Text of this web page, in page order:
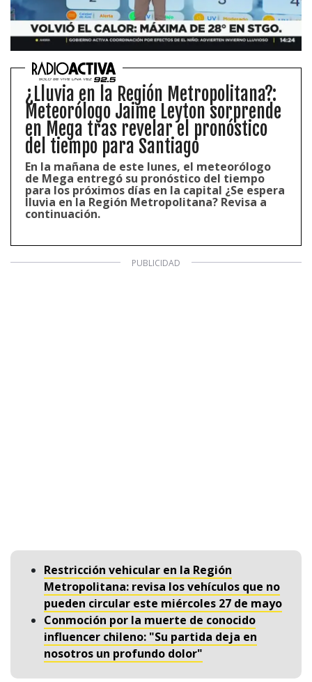
¿Lluvia en la Región Metropolitana?:
Meteorólogo Jaime Leyton sorprende
en Mega tras revelar el pronóstico
del tiempo para Santiago
En la mañana de este lunes, el meteorólogo
de Mega entregó su pronóstico del tiempo
para los próximos días en la capital ¿Se espera
lluvia en la Región Metropolitana? Revisa a
continuación.
Restricción vehicular en la Región
Metropolitana: revisa los vehículos que no
pueden circular este miércoles 27 de mayo
Conmoción por la muerte de conocido
influencer chileno: "Su partida deja en
nosotros un profundo dolor"